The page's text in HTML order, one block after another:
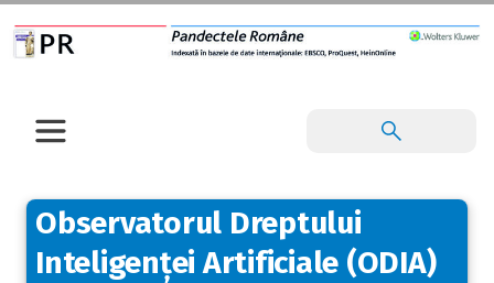
Observatorul Dreptului
Inteligenței Artificiale (ODIA)